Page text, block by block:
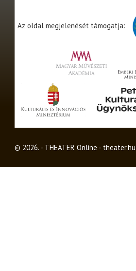
Az oldal megjelenését támogatja:
© 2026. - THEATER Online - theater.hu